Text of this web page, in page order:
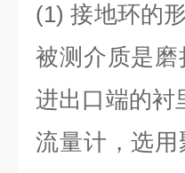
(1)接地环的
被测介质是
进出口端的衬
流量计，选